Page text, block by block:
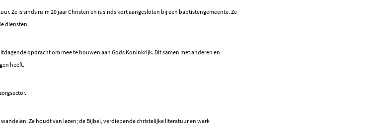
Ze is sinds ruim 20 jaar Christen en is sinds kort aangesloten bij een baptistengemeente. Ze
diensten.
opdracht om mee te bouwen aan Gods Koninkrijk. Dit samen met anderen en
heeft.
Ze houdt van lezen; de Bijbel, verdiepende christelijke literatuur en werk